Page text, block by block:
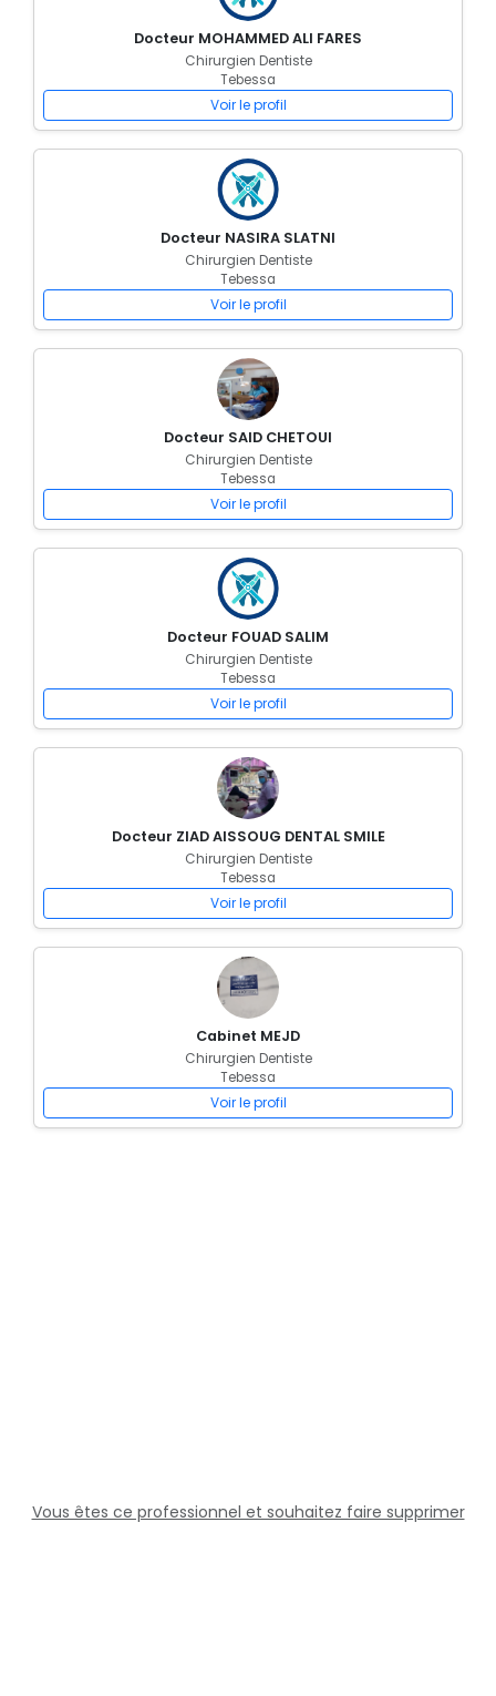
Docteur MOHAMMED ALI FARES
Chirurgien Dentiste
Tebessa
Voir le profil
Docteur NASIRA SLATNI
Chirurgien Dentiste
Tebessa
Voir le profil
Docteur SAID CHETOUI
Chirurgien Dentiste
Tebessa
Voir le profil
Docteur FOUAD SALIM
Chirurgien Dentiste
Tebessa
Voir le profil
Docteur ZIAD AISSOUG DENTAL SMILE
Chirurgien Dentiste
Tebessa
Voir le profil
Cabinet MEJD
Chirurgien Dentiste
Tebessa
Voir le profil
Vous êtes ce professionnel et souhaitez faire supprimer